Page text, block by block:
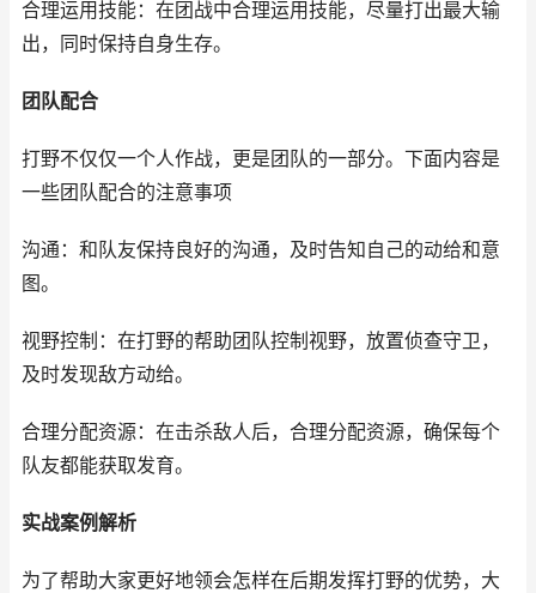
合理运用技能：在团战中合理运用技能，尽量打出最大输
出，同时保持自身生存。
团队配合
打野不仅仅一个人作战，更是团队的一部分。下面内容是
一些团队配合的注意事项
沟通：和队友保持良好的沟通，及时告知自己的动给和意
图。
视野控制：在打野的帮助团队控制视野，放置侦查守卫，
及时发现敌方动给。
合理分配资源：在击杀敌人后，合理分配资源，确保每个
队友都能获取发育。
实战案例解析
为了帮助大家更好地领会怎样在后期发挥打野的优势，大